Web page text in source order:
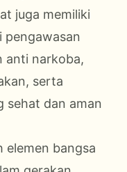
juga memiliki
pengawasan
anti narkoba,
serta
sehat dan aman
elemen bangsa